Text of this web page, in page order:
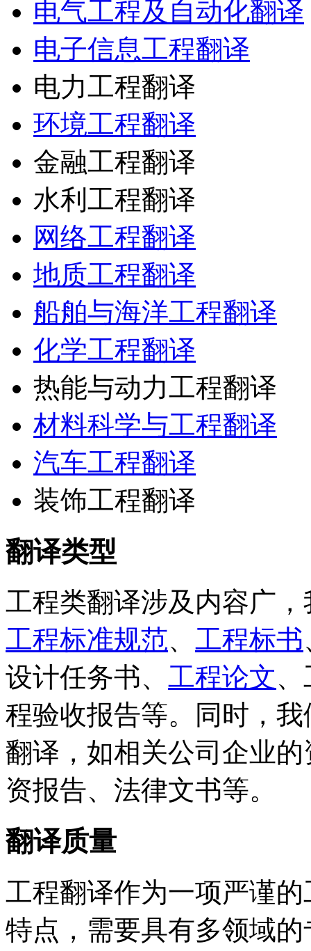
电气工程及自动化翻译
电子信息工程翻译
电力工程翻译
环境工程翻译
金融工程翻译
水利工程翻译
网络工程翻译
地质工程翻译
船舶与海洋工程翻译
化学工程翻译
热能与动力工程翻译
材料科学与工程翻译
汽车工程翻译
装饰工程翻译
翻译类型
工程类翻译涉及内容广
工程标准规范、 工程标书
设计任务书、 工程论文
程验收报告等。同时，
翻译，如相关公司企业
资报告、法律文书等。
翻译质量
工程翻译作为一项严谨
特点，需要具有多领域